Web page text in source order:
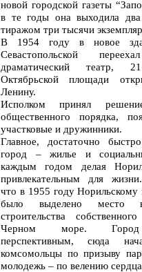
новой городской газеты
в те годы она выходила
тиражом три тысячи
В 1954 году в новое
Севастопольской
драматический театр,
Октябрьской площади
Ленину.
Исполком принял
общественного порядка,
участковые и дружинники.
Главное, достаточно
город – жилье и
каждым годом делая
привлекательным для
что в 1955 году Норильскому
было выделено
строительства
Черном море. Город
перспективным, сюда
комсомольцы по призыву
молодежь – по велению